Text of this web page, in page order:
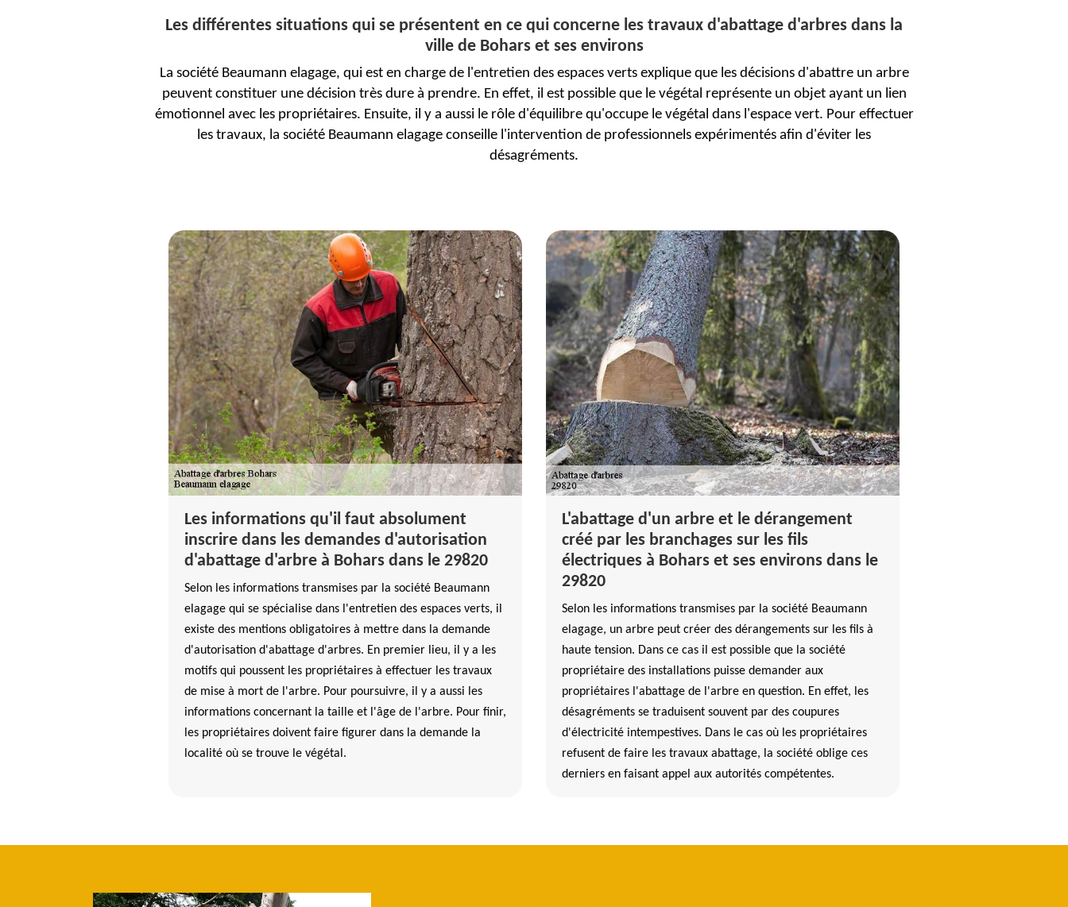
Les différentes situations qui se présentent en ce qui concerne les travaux d'abattage d'arbres dans la
ville de Bohars et ses environs
La société Beaumann elagage, qui est en charge de l'entretien des espaces verts explique que les décisions d'abattre un arbre
peuvent constituer une décision très dure à prendre. En effet, il est possible que le végétal représente un objet ayant un lien
émotionnel avec les propriétaires. Ensuite, il y a aussi le rôle d'équilibre qu'occupe le végétal dans l'espace vert. Pour effectuer
les travaux, la société Beaumann elagage conseille l'intervention de professionnels expérimentés afin d'éviter les
désagréments.
Les informations qu'il faut absolument
inscrire dans les demandes d'autorisation
d'abattage d'arbre à Bohars dans le 29820
Selon les informations transmises par la société Beaumann
elagage qui se spécialise dans l'entretien des espaces verts, il
existe des mentions obligatoires à mettre dans la demande
d'autorisation d'abattage d'arbres. En premier lieu, il y a les
motifs qui poussent les propriétaires à effectuer les travaux
de mise à mort de l'arbre. Pour poursuivre, il y a aussi les
informations concernant la taille et l'âge de l'arbre. Pour finir,
les propriétaires doivent faire figurer dans la demande la
localité où se trouve le végétal.
L'abattage d'un arbre et le dérangement
créé par les branchages sur les fils
électriques à Bohars et ses environs dans le
29820
Selon les informations transmises par la société Beaumann
elagage, un arbre peut créer des dérangements sur les fils à
haute tension. Dans ce cas il est possible que la société
propriétaire des installations puisse demander aux
propriétaires l'abattage de l'arbre en question. En effet, les
désagréments se traduisent souvent par des coupures
d'électricité intempestives. Dans le cas où les propriétaires
refusent de faire les travaux abattage, la société oblige ces
derniers en faisant appel aux autorités compétentes.